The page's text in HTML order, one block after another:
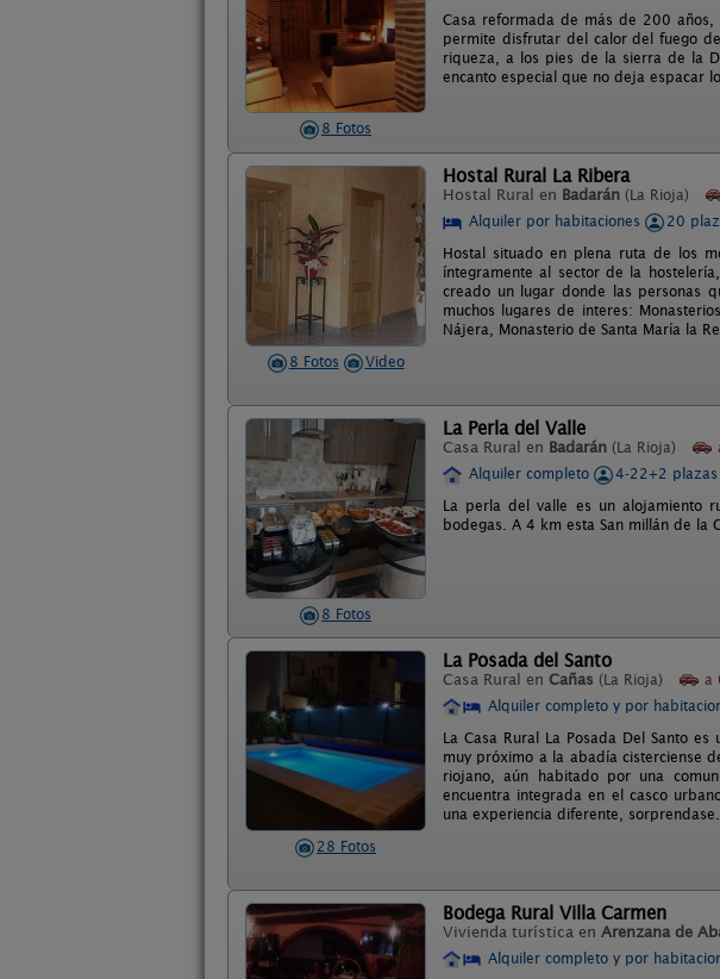
8 Fotos
Casa reformada de más de 200
permite disfrutar del calor del fuego
riqueza, a los pies de la sierra de la
encanto especial que no deja espacar
8 Fotos Video
Hostal Rural La Ribera
Hostal Rural en Badarán (La Rioja)
Alquiler por habitaciones
20
Hostal situado en plena ruta de los
íntegramente al sector de la
creado un lugar donde las personas
muchos lugares de interes:
Nájera, Monasterio de Santa María la
8 Fotos
La Perla del Valle
Casa Rural en Badarán (La Rioja)
Alquiler completo
4-22+2 plazas
La perla del valle es un alojamiento
bodegas. A 4 km esta San millán de la
28 Fotos
La Posada del Santo
Casa Rural en Cañas (La Rioja) a
Alquiler completo y por
La Casa Rural La Posada Del Santo
muy próximo a la abadía cisterciense
riojano, aún habitado por una
encuentra integrada en el casco
una experiencia diferente, sorprendase.
Bodega Rural Villa Carmen
Vivienda turística en Arenzana de
Alquiler completo y por